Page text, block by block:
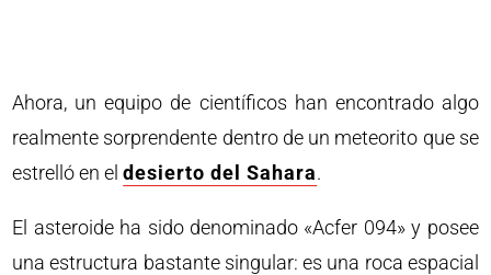
Ahora, un equipo de científicos han encontrado algo
realmente sorprendente dentro de un meteorito que se
estrelló en eldesierto del Sahara.
El asteroide ha sido denominado «Acfer 094» y posee
una estructura bastante singular: es una roca espacial